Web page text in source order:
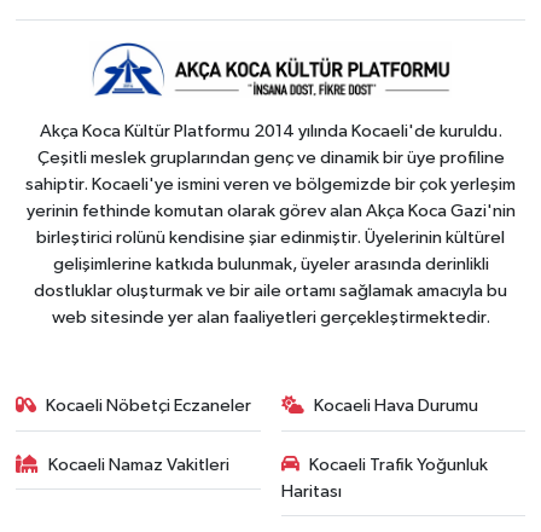
Akça Koca Kültür Platformu 2014 yılında Kocaeli'de kuruldu.
Çeşitli meslek gruplarından genç ve dinamik bir üye profiline
sahiptir. Kocaeli'ye ismini veren ve bölgemizde bir çok yerleşim
yerinin fethinde komutan olarak görev alan Akça Koca Gazi'nin
birleştirici rolünü kendisine şiar edinmiştir. Üyelerinin kültürel
gelişimlerine katkıda bulunmak, üyeler arasında derinlikli
dostluklar oluşturmak ve bir aile ortamı sağlamak amacıyla bu
web sitesinde yer alan faaliyetleri gerçekleştirmektedir.
Kocaeli Nöbetçi Eczaneler Kocaeli Hava Durumu
Kocaeli Namaz Vakitleri
Kocaeli Trafik Yoğunluk
Haritası